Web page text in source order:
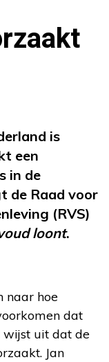
is
een
in de
de Raad voor
(RVS)
loont.
naar hoe
dat
wijst uit dat de
Jan